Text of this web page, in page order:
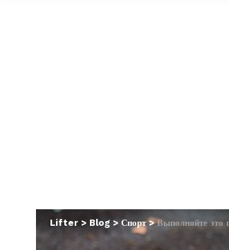
Lifter > Blog > Спорт>Выполняйте это